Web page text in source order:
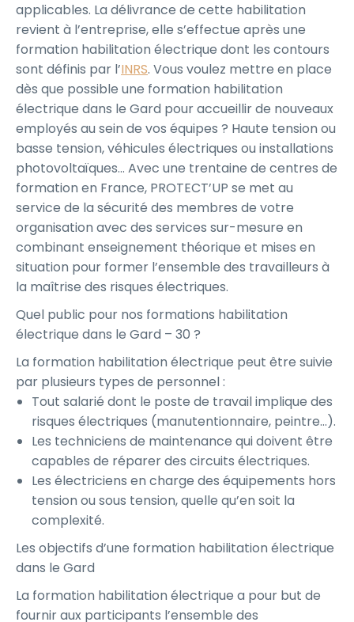
applicables. La délivrance de cette habilitation
revient à l’entreprise, elle s’effectue après une
formation habilitation électrique dont les contours
sont définis par l’INRS. Vous voulez mettre en place
dès que possible une formation habilitation
électrique dans le Gard pour accueillir de nouveaux
employés au sein de vos équipes ? Haute tension ou
basse tension, véhicules électriques ou installations
photovoltaïques… Avec une trentaine de centres de
formation en France, PROTECT’UP se met au
service de la sécurité des membres de votre
organisation avec des services sur-mesure en
combinant enseignement théorique et mises en
situation pour former l’ensemble des travailleurs à
la maîtrise des risques électriques.
Quel public pour nos formations habilitation
électrique dans le Gard – 30 ?
La formation habilitation électrique peut être suivie
par plusieurs types de personnel :
Tout salarié dont le poste de travail implique des
risques électriques (manutentionnaire, peintre…).
Les techniciens de maintenance qui doivent être
capables de réparer des circuits électriques.
Les électriciens en charge des équipements hors
tension ou sous tension, quelle qu’en soit la
complexité.
Les objectifs d’une formation habilitation électrique
dans le Gard
La formation habilitation électrique a pour but de
fournir aux participants l’ensemble des